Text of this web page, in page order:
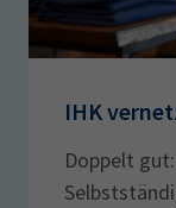
IHK
Doppelt